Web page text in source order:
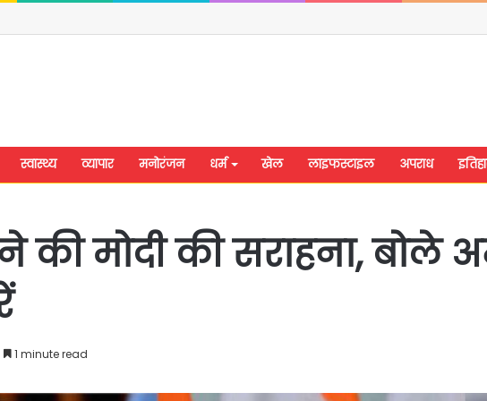
स्वास्थ्य व्यापार मनोरंजन धर्म खेल लाइफस्टाइल अपराध
मोदी की सराहना, बोले
1 minute read